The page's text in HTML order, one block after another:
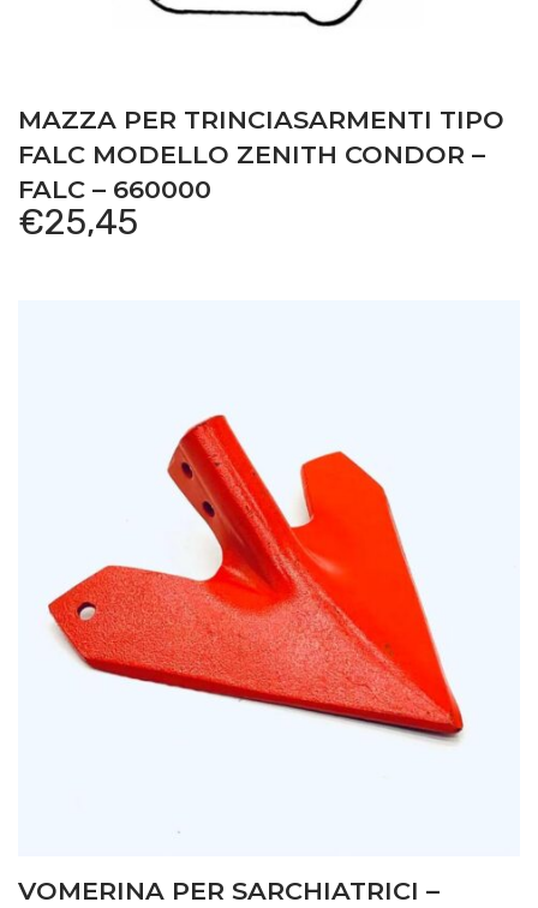
MAZZA PER TRINCIASARMENTI TIPO
FALC MODELLO ZENITH CONDOR –
FALC – 660000
€25,45
VOMERINA PER SARCHIATRICI –